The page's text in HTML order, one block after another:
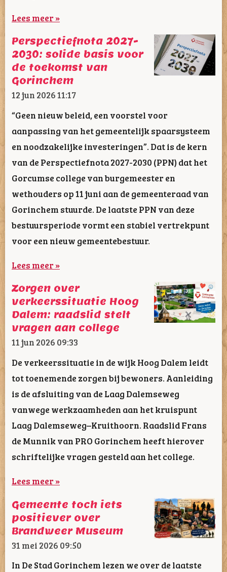
Lees meer »
Perspectiefnota 2027-
2030: solide basis voor
de toekomst van
Gorinchem
12 jun 202611:17
“Geen nieuw beleid, een voorstel voor
aanpassing van het gemeentelijk spaarsysteem
en noodzakelijke investeringen”. Dat is de kern
van de Perspectiefnota 2027-2030 (PPN) dat het
Gorcumse college van burgemeester en
wethouders op 11 juni aan de gemeenteraad van
Gorinchem stuurde. De laatste PPN van deze
bestuursperiode vormt een stabiel vertrekpunt
voor een nieuw gemeentebestuur.
Lees meer »
Zorgen over
verkeerssituatie Hoog
Dalem: raadslid stelt
vragen aan college
11 jun 2026 09:33
De verkeerssituatie in de wijk Hoog Dalem leidt
tot toenemende zorgen bij bewoners. Aanleiding
is de afsluiting van de Laag Dalemseweg
vanwege werkzaamheden aan het kruispunt
Laag Dalemseweg–Kruithoorn. Raadslid Frans
de Munnik van PRO Gorinchem heeft hierover
schriftelijke vragen gesteld aan het college.
Lees meer »
Gemeente toch iets
positiever over
Brandweer Museum
31 mei 2026 09:50
In De Stad Gorinchem lezen we over de laatste